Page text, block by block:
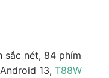
sắc nét, 84 phím
13, T88W